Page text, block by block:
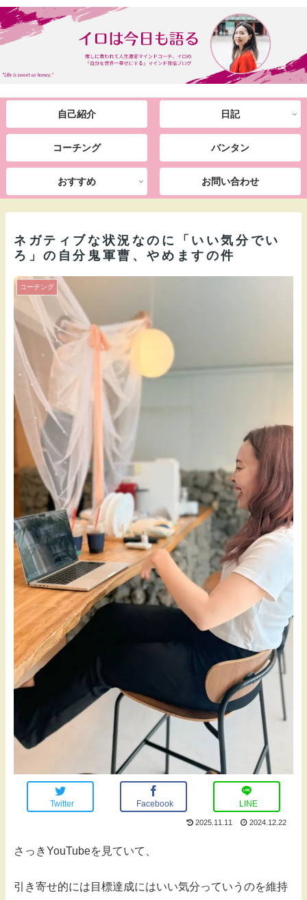
自己紹介 日記
コーチング バンタン
おすすめ お問い合わせ
ネガティブな状況なのに「いい気分でい
ろ」の自分鬼軍曹、やめますの件
コーチング
Twitter Facebook LINE
2025.11.11 2024.12.22
さっきYouTubeを見ていて、
引き寄せ的には目標達成にはいい気分っていうのを維持